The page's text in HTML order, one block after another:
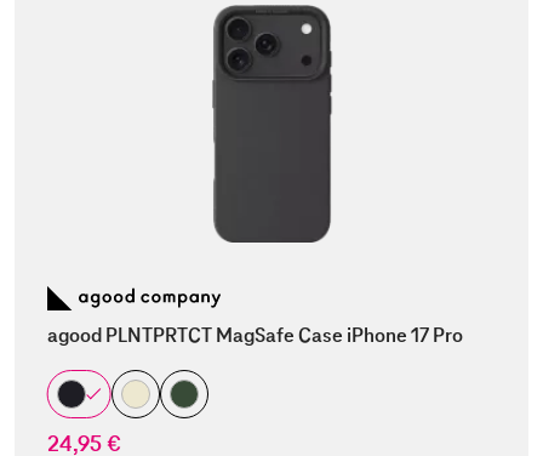
agood PLNTPRTCT MagSafe Case iPhone 17 Pro
24,95 €